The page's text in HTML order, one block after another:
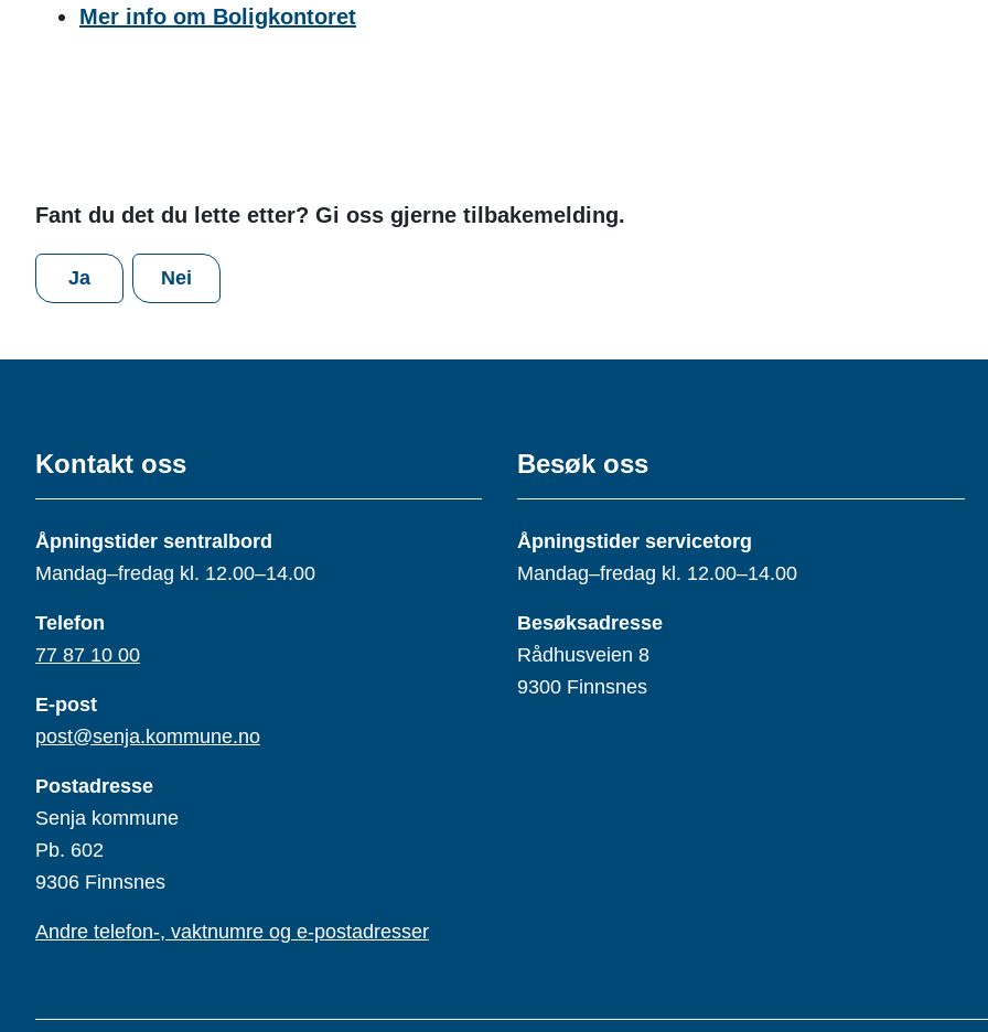
Mer info om Boligkontoret
Fant du det du lette etter? Gi oss gjerne tilbakemelding.
Ja Nei
Kontakt oss
Åpningstider sentralbord
Mandag–fredag kl. 12.00–14.00
Telefon
77 87 10 00
E-post
post@senja.kommune.no
Postadresse
Senja kommune
Pb. 602
9306 Finnsnes
Andre telefon-, vaktnumre og e-postadresser
Besøk oss
Åpningstider servicetorg
Mandag–fredag kl. 12.00–14.00
Besøksadresse
Rådhusveien 8
9300 Finnsnes